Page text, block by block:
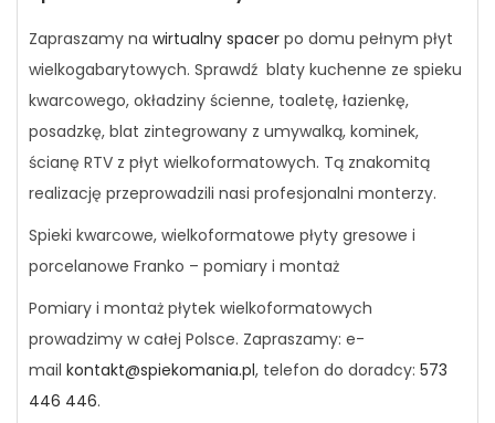
Zapraszamy na wirtualny spacer po domu pełnym płyt
wielkogabarytowych. Sprawdź blaty kuchenne ze spieku
kwarcowego, okładziny ścienne, toaletę, łazienkę,
posadzkę, blat zintegrowany z umywalką, kominek,
ścianę RTV z płyt wielkoformatowych. Tą znakomitą
realizację przeprowadzili nasi profesjonalni monterzy.
Spieki kwarcowe, wielkoformatowe płyty gresowe i
porcelanowe Franko – pomiary i montaż
Pomiary i montaż płytek wielkoformatowych
prowadzimy w całej Polsce. Zapraszamy: e-
mail kontakt@spiekomania.pl, telefon do doradcy: 573
446 446.